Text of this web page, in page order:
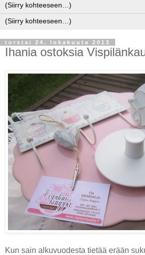
torstai 24. lokakuuta 2013
Ihania ostoksia
Kun sain alkuvuodesta tietää erään